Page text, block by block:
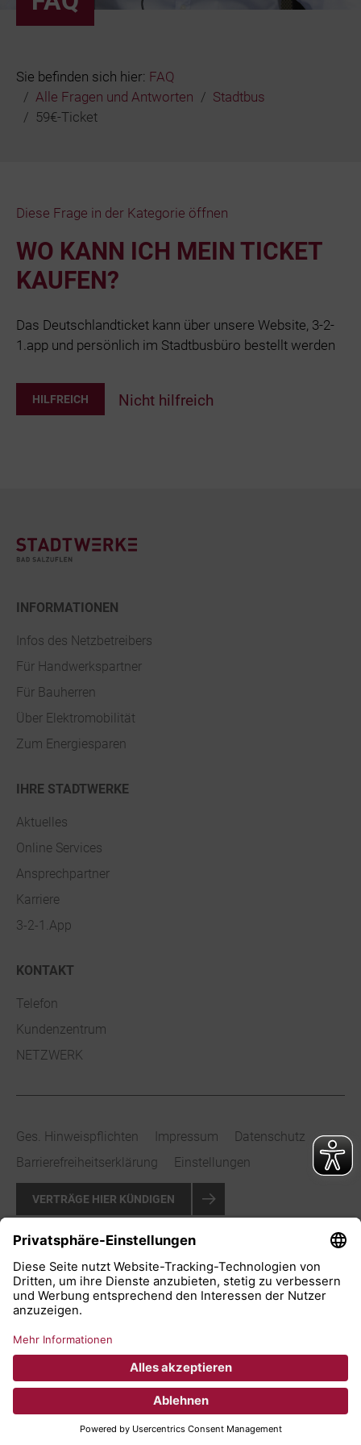
Sie befinden sich hier: FAQ
Alle Fragen und Antworten
Stadtbus
59€-Ticket
Diese Frage in der Kategorie öffnen
WO KANN ICH MEIN TICKET
KAUFEN?
Das Deutschlandticket kann über unsere Website, 3-2-
1.app und persönlich im Stadtbusbüro bestellt werden
HILFREICH Nicht hilfreich
INFORMATIONEN
Infos des Netzbetreibers
Für Handwerkspartner
Für Bauherren
Über Elektromobilität
Zum Energiesparen
IHRE STADTWERKE
Aktuelles
Online Services
Ansprechpartner
Karriere
3-2-1.App
KONTAKT
Telefon
Kundenzentrum
NETZWERK
Ges. Hinweispflichten Impressum
Datenschutz
Barrierefreiheitserklärung
Einstellungen
VERTRÄGE HIER KÜNDIGEN
VERTRAG WIDERRUFEN
© 2026 Stadtwerke Bad Salzuflen GmbH
Bäder